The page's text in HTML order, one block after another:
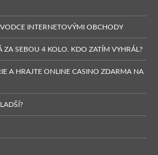
INTERNETOVÝMI OBCHODY
ZA SEBOU 4 KOLO. KDO ZATÍM VYHRÁL?
A HRAJTE ONLINE CASINO ZDARMA NA